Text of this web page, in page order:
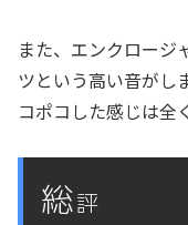
また、エンクロージ
ツという高い音がし
コポコした感じは全
総評